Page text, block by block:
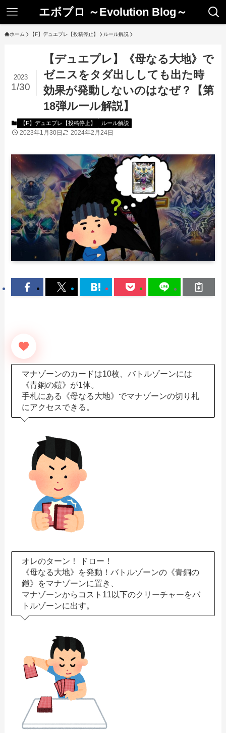
エボブロ ～Evolution Blog～
ホーム 【F】デュエプレ【投稿停止】 ルール解説
【デュエプレ】《母なる大地》で
ゼニスをタダ出ししても出た時
効果が発動しないのはなぜ？【第
18弾ルール解説】
2023
1/30
【F】デュエプレ【投稿停止】 ルール解説
2023年1月30日 2024年2月24日
マナゾーンのカードは10枚、バトルゾーンには
《青銅の鎧》が1体。
手札にある《母なる大地》でマナゾーンの切り札
にアクセスできる。
オレのターン！ ドロー！
《母なる大地》を発動！バトルゾーンの《青銅の
鎧》をマナゾーンに置き、
マナゾーンからコスト11以下のクリーチャーをバ
トルゾーンに出す。